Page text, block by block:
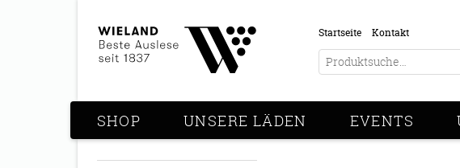
Startseite Kontakt
SHOP UNSERE LÄDEN EVENTS